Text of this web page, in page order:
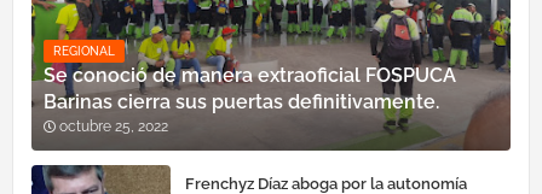
REGIONAL
Se conoció de manera extraoficial FOSPUCA
Barinas cierra sus puertas definitivamente.
octubre 25, 2022
Frenchyz Díaz aboga por la autonomía